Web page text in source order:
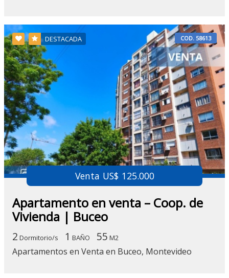
DESTACADA COD. 58613
Venta US$ 125.000
Apartamento en venta – Coop. de
Vivienda | Buceo
2 Dormitorio/s 1 BAÑO 55 M2
Apartamentos en Venta en Buceo, Montevideo